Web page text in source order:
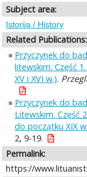
Subject area:
Istorija / History
Related Publications:
Przyczynek do
litewskim. Część
XV i XVI w.).
Przyczynek do
Litewskim. Część
do początku XIX w.
2, 9-19.
Permalink:
https://